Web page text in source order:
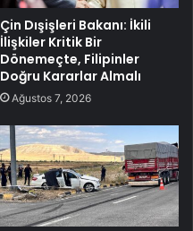
Çin Dışişleri Bakanı: İkili
İlişkiler Kritik Bir
Dönemeçte, Filipinler
Doğru Kararlar Almalı
Ağustos 7, 2026